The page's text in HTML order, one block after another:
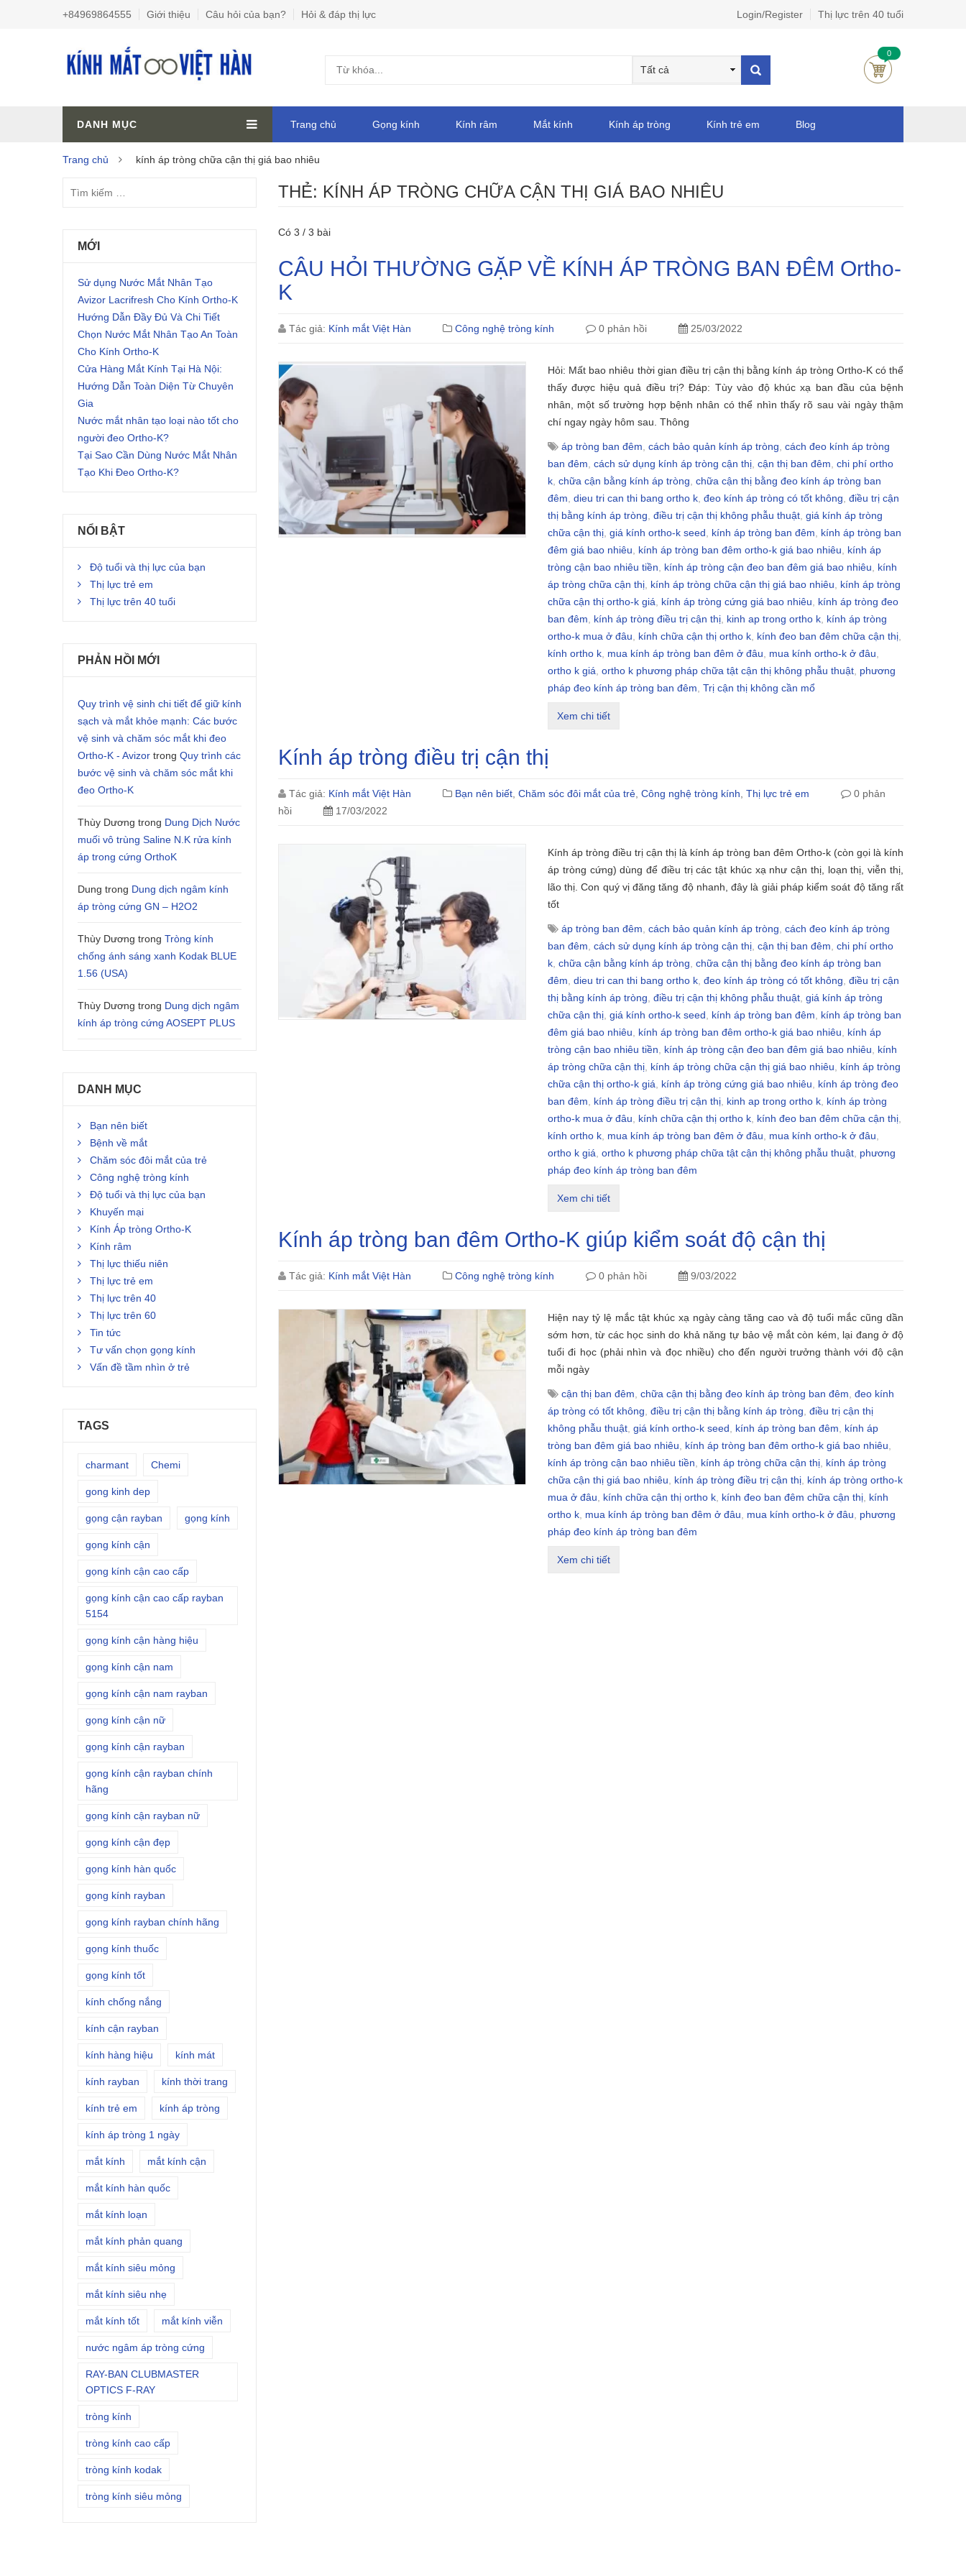
+84969864555 Giới thiệu Câu hỏi của bạn? Hỏi & đáp thị lực Login/Register Thị lực trên 40 tuổi
0
DANH MỤC Trang chủ Gọng kính Kính râm Mắt kính Kính áp tròng Kính trẻ em Blog
Trang chủ kính áp tròng chữa cận thị giá bao nhiêu
THẺ: KÍNH ÁP TRÒNG CHỮA CẬN THỊ GIÁ BAO NHIÊU
Có 3 / 3 bài
CÂU HỎI THƯỜNG GẶP VỀ KÍNH ÁP TRÒNG BAN ĐÊM Ortho-
K
Tác giả: Kính mắt Việt Hàn Công nghệ tròng kính 0 phản hồi 25/03/2022
Hỏi: Mất bao nhiêu thời gian điều trị cận thị bằng kính áp tròng Ortho-K có thể
thấy được hiệu quả điều trị? Đáp: Tùy vào độ khúc xạ ban đầu của bệnh
nhân, một số trường hợp bệnh nhân có thể nhìn thấy rõ sau vài ngày thậm
chí ngay ngày hôm sau. Thông
áp tròng ban đêm cách bảo quản kính áp tròng cách đeo kính áp tròng
ban đêm cách sử dụng kính áp tròng cận thị cận thị ban đêm chi phí ortho
k chữa cận bằng kính áp tròng chữa cận thị bằng đeo kính áp tròng ban
đêm dieu tri can thi bang ortho k đeo kính áp tròng có tốt không điều trị cận
thị bằng kính áp tròng điều trị cận thị không phẫu thuật giá kính áp tròng
chữa cận thị giá kính ortho-k seed kính áp tròng ban đêm
kính áp tròng ban
đêm giá bao nhiêu
kính áp tròng ban đêm ortho-k giá bao nhiêu
kính áp
tròng cận bao nhiêu tiền
kính áp tròng cận đeo ban đêm giá bao nhiêu
kính
áp tròng chữa cận thị kính áp tròng chữa cận thị giá bao nhiêu
kính áp tròng
chữa cận thị ortho-k giá
kính áp tròng cứng giá bao nhiêu
kính áp tròng đeo
ban đêm
kính áp tròng điều trị cận thị kinh ap trong ortho k kính áp tròng
ortho-k mua ở đâu
kính chữa cận thị ortho k kính đeo ban đêm chữa cận thị
kính ortho k mua kính áp tròng ban đêm ở đâu mua kính ortho-k ở đâu
ortho k giá ortho k phương pháp chữa tật cận thị không phẫu thuật phương
pháp đeo kính áp tròng ban đêm Trị cận thị không cần mổ
Xem chi tiết
Kính áp tròng điều trị cận thị
Tác giả: Kính mắt Việt Hàn Bạn nên biết Chăm sóc đôi mắt của trẻ Công nghệ tròng kính Thị lực trẻ em
0 phản
hồi
17/03/2022
Kính áp tròng điều trị cận thị là kính áp tròng ban đêm Ortho-k (còn gọi là kính
áp tròng cứng) dùng để điều trị các tật khúc xạ như cận thị, loạn thị, viễn thị,
lão thị. Con quý vị đăng tăng độ nhanh, đây là giải pháp kiểm soát độ tăng rất
tốt
áp tròng ban đêm cách bảo quản kính áp tròng cách đeo kính áp tròng
ban đêm cách sử dụng kính áp tròng cận thị cận thị ban đêm chi phí ortho
k chữa cận bằng kính áp tròng chữa cận thị bằng đeo kính áp tròng ban
đêm dieu tri can thi bang ortho k đeo kính áp tròng có tốt không điều trị cận
thị bằng kính áp tròng điều trị cận thị không phẫu thuật giá kính áp tròng
chữa cận thị giá kính ortho-k seed kính áp tròng ban đêm
kính áp tròng ban
đêm giá bao nhiêu
kính áp tròng ban đêm ortho-k giá bao nhiêu
kính áp
tròng cận bao nhiêu tiền
kính áp tròng cận đeo ban đêm giá bao nhiêu
kính
áp tròng chữa cận thị kính áp tròng chữa cận thị giá bao nhiêu
kính áp tròng
chữa cận thị ortho-k giá
kính áp tròng cứng giá bao nhiêu
kính áp tròng đeo
ban đêm
kính áp tròng điều trị cận thị kinh ap trong ortho k kính áp tròng
ortho-k mua ở đâu
kính chữa cận thị ortho k kính đeo ban đêm chữa cận thị
kính ortho k mua kính áp tròng ban đêm ở đâu mua kính ortho-k ở đâu
ortho k giá ortho k phương pháp chữa tật cận thị không phẫu thuật phương
pháp đeo kính áp tròng ban đêm
Xem chi tiết
Kính áp tròng ban đêm Ortho-K giúp kiểm soát độ cận thị
Tác giả: Kính mắt Việt Hàn Công nghệ tròng kính 0 phản hồi 9/03/2022
Hiện nay tỷ lệ mắc tật khúc xạ ngày càng tăng cao và độ tuổi mắc cũng dần
sớm hơn, từ các học sinh do khả năng tự bảo vệ mắt còn kém, lại đang ở độ
tuổi đi học (phải nhìn và đọc nhiều) cho đến người trưởng thành với độ cận
mỗi ngày
cận thị ban đêm chữa cận thị bằng đeo kính áp tròng ban đêm đeo kính
áp tròng có tốt không điều trị cận thị bằng kính áp tròng điều trị cận thị
không phẫu thuật giá kính ortho-k seed kính áp tròng ban đêm
kính áp
tròng ban đêm giá bao nhiêu
kính áp tròng ban đêm ortho-k giá bao nhiêu
kính áp tròng cận bao nhiêu tiền
kính áp tròng chữa cận thị kính áp tròng
chữa cận thị giá bao nhiêu
kính áp tròng điều trị cận thị kính áp tròng ortho-k
mua ở đâu
kính chữa cận thị ortho k kính đeo ban đêm chữa cận thị kính
ortho k mua kính áp tròng ban đêm ở đâu mua kính ortho-k ở đâu
phương
pháp đeo kính áp tròng ban đêm
Xem chi tiết
MỚI
Sử dụng Nước Mắt Nhân Tạo
Avizor Lacrifresh Cho Kính Ortho-K
Hướng Dẫn Đầy Đủ Và Chi Tiết
Chọn Nước Mắt Nhân Tạo An Toàn
Cho Kính Ortho-K
Cửa Hàng Mắt Kính Tại Hà Nội:
Hướng Dẫn Toàn Diện Từ Chuyên
Gia
Nước mắt nhân tạo loại nào tốt cho
người đeo Ortho-K?
Tại Sao Cần Dùng Nước Mắt Nhân
Tạo Khi Đeo Ortho-K?
NỔI BẬT
Độ tuổi và thị lực của bạn
Thị lực trẻ em
Thị lực trên 40 tuổi
PHẢN HỒI MỚI
Quy trình vệ sinh chi tiết để giữ kính
sạch và mắt khỏe mạnh: Các bước
vệ sinh và chăm sóc mắt khi đeo
Ortho-K - Avizor trong Quy trình các
bước vệ sinh và chăm sóc mắt khi
đeo Ortho-K
Thùy Dương trong Dung Dịch Nước
muối vô trùng Saline N.K rửa kính
áp trong cứng OrthoK
Dung trong Dung dịch ngâm kính
áp tròng cứng GN – H2O2
Thùy Dương trong Tròng kính
chống ánh sáng xanh Kodak BLUE
1.56 (USA)
Thùy Dương trong Dung dịch ngâm
kính áp tròng cứng AOSEPT PLUS
DANH MỤC
Bạn nên biết
Bệnh về mắt
Chăm sóc đôi mắt của trẻ
Công nghệ tròng kính
Độ tuổi và thị lực của bạn
Khuyến mại
Kính Áp tròng Ortho-K
Kính râm
Thị lực thiếu niên
Thị lực trẻ em
Thị lực trên 40
Thị lực trên 60
Tin tức
Tư vấn chọn gọng kính
Vấn đề tầm nhìn ở trẻ
TAGS
charmant Chemi
gong kinh dep
gọng cận rayban gọng kính
gọng kính cận
gọng kính cận cao cấp
gọng kính cận cao cấp rayban
5154
gọng kính cận hàng hiệu
gọng kính cận nam
gọng kính cận nam rayban
gọng kính cận nữ
gọng kính cận rayban
gọng kính cận rayban chính
hãng
gọng kính cận rayban nữ
gọng kính cận đẹp
gọng kính hàn quốc
gọng kính rayban
gọng kính rayban chính hãng
gọng kính thuốc
gọng kính tốt
kính chống nắng
kính cận rayban
kính hàng hiệu kính mát
kính rayban kính thời trang
kính trẻ em kính áp tròng
kính áp tròng 1 ngày
mắt kính mắt kính cận
mắt kính hàn quốc
mắt kính loạn
mắt kính phản quang
mắt kính siêu mỏng
mắt kính siêu nhẹ
mắt kính tốt mắt kính viễn
nước ngâm áp tròng cứng
RAY-BAN CLUBMASTER
OPTICS F-RAY
tròng kính
tròng kính cao cấp
tròng kính kodak
tròng kính siêu mỏng